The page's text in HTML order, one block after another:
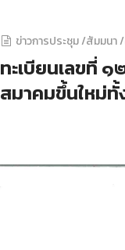
ข่าวการประชุม /สัมมนา
ทะเบียนเลขที่
สมาคมขึ้นใหม่ทั้